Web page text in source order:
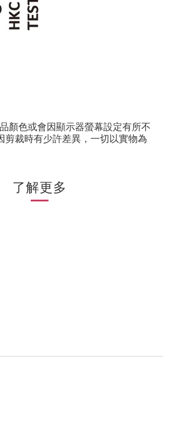
顏色或會因顯示器螢幕設定有所不
剪裁時有少許差異，一切以實物為
了解更多